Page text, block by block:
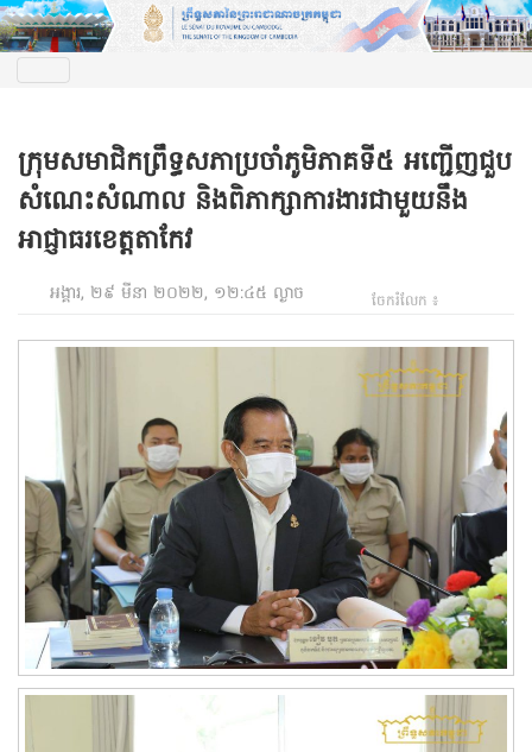
ក្រុមសមាជិកព្រឹទ្ធសភាប្រចាំភូមិភាគទី៥ អញ្ជើញជួប
សំណេះសំណាល និងពិភាក្សាការងារជាមួយនឹង
អាជ្ញាធរខេត្តតាកែវ
អង្គារ, ២៩ មីនា ២០២២, ១២:៤៥ ល្ងាច ចែករំលែក ៖